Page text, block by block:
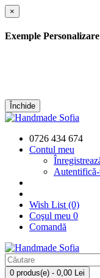
×
Exemple Personalizare
Închide
0726 434 674
Contul meu
Wish List (0)
Coşul meu 0
Comandă
0 produs(e) - 0,00 Lei